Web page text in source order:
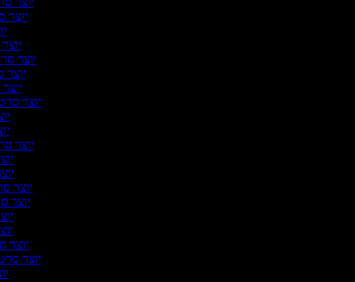
יוצר
יוצר
יוצר
יוצר
יוצר
יוצר
יוצר
יוצר
יוצר